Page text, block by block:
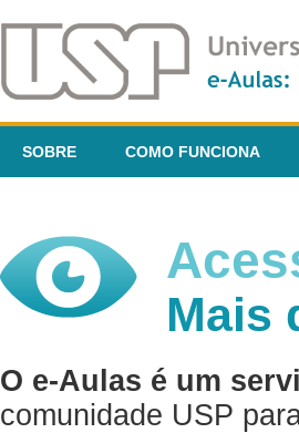
SOBRE COMO FUNCIONA
Mais
O e-Aulas é um
comunidade USP